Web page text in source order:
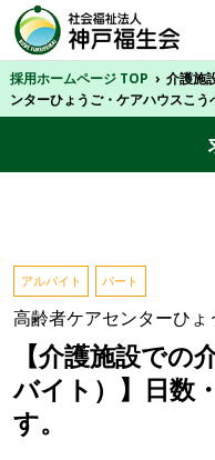
採用ホームページ TOP › 介護施
ンターひょうご・ケアハウスこう
アルバイト パート
高齢者ケアセンターひ
【介護施設での
バイト）】日数
す。